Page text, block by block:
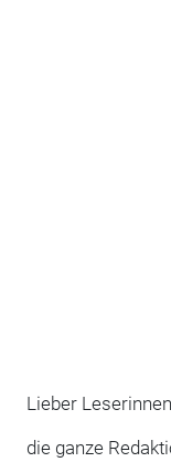
Lieber
die ganze